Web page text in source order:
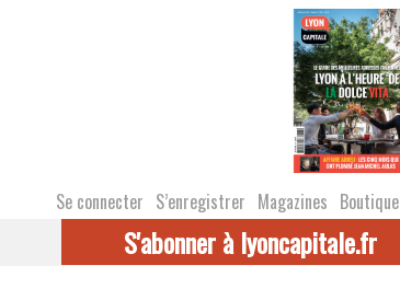
Se connecter S’enregistrer Magazines Boutique
S'abonner à lyoncapitale.fr